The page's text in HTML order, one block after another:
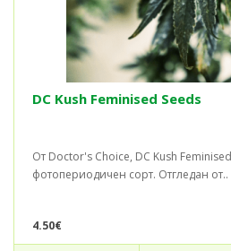
DC Kush Feminised Seeds
От Doctor's Choice, DC Kush
фотопериодичен сорт. Отгледан от..
4.50€